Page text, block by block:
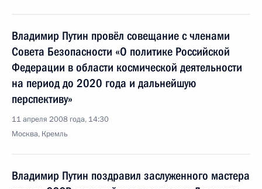
Владимир Путин провёл совещание с членами
Совета Безопасности «О политике Российской
Федерации в области космической деятельности
на период до 2020 года и дальнейшую
перспективу»
11 апреля 2008 года, 14:30
Москва, Кремль
Владимир Путин поздравил заслуженного мастера